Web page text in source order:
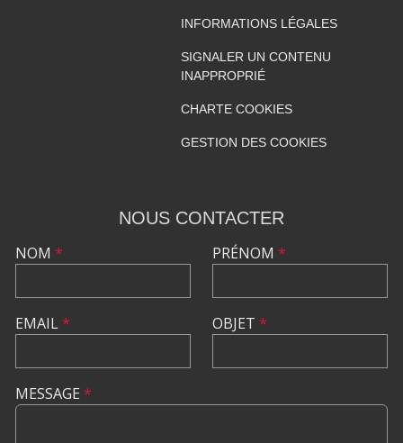
INFORMATIONS LÉGALES
SIGNALER UN CONTENU
INAPPROPRIÉ
CHARTE COOKIES
GESTION DES COOKIES
NOUS CONTACTER
NOM *
EMAIL*
PRÉNOM *
OBJET *
MESSAGE *